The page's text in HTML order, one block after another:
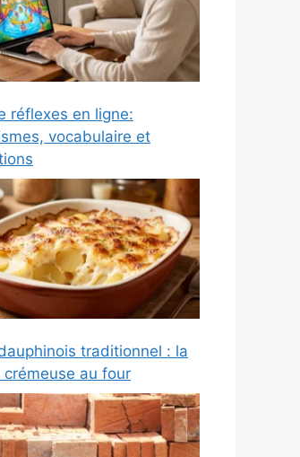
réflexes en ligne:
vocabulaire et
traditionnel : la
crémeuse au four